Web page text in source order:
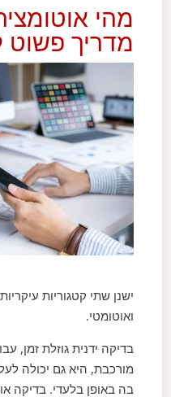
מהי
מדריך פשוט
ישנן שתי קטגוריות
ואוטומטי.
בדיקה ידנית גוזלת זמן,
מורכבת, היא גם יכולה
בה באופן בלעדי. בדיקה